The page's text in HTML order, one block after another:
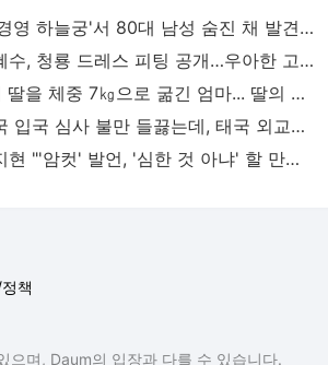
'허경영 하늘궁'서 80대 남성 숨진 채 발견… 마신 우유 '불로유' 조사
김혜수, 청룡 드레스 피팅 공개…우아한 고혹미 발산
5세 딸을 체중 7㎏으로 굶긴 엄마... 딸의 마지막 말 "엄마 배고파요"
한국 입국 심사 불만 들끓는데, 태국 외교부는 왜 차분할까[문지방]
박지현 "'암컷' 발언, '심한 것 아냐' 할 만큼 조치 취해야"
책
으며, Daum의 입장과 다를 수 있습니다.